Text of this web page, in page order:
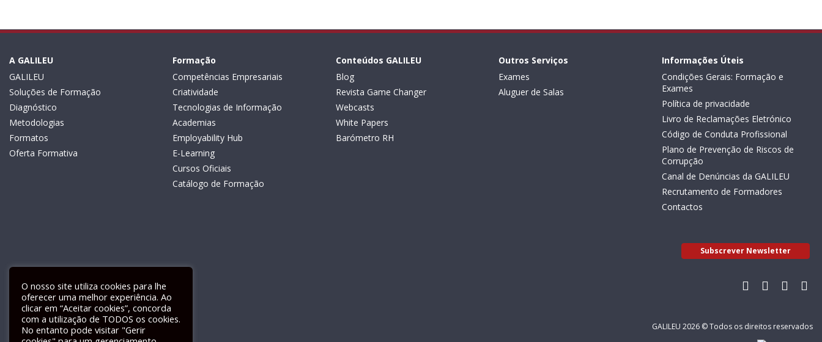
A GALILEU
GALILEU
Soluções de Formação
Diagnóstico
Metodologias
Formatos
Oferta Formativa
Formação
Competências Empresariais
Criatividade
Tecnologias de Informação
Academias
Employability Hub
E-Learning
Cursos Oficiais
Catálogo de Formação
Conteúdos GALILEU
Blog
Revista Game Changer
Webcasts
White Papers
Barómetro RH
Outros Serviços
Exames
Aluguer de Salas
Informações Úteis
Condições Gerais: Formação e
Exames
Política de privacidade
Livro de Reclamações Eletrónico
Código de Conduta Profissional
Plano de Prevenção de Riscos de
Corrupção
Canal de Denúncias da GALILEU
Recrutamento de Formadores
Contactos
Subscrever Newsletter
Livro de Reclamações Electrónico GALILEU 2026 © Todos os direitos reservados
O nosso site utiliza cookies para lhe
oferecer uma melhor experiência. Ao
clicar em “Aceitar cookies”, concorda
com a utilização de TODOS os cookies.
No entanto pode visitar "Gerir